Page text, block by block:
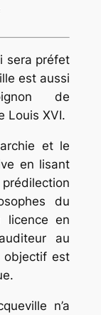
sera préfet
est aussi
de
Louis XVI.
et le
en lisant
du
licence en
au
objectif est
n’a